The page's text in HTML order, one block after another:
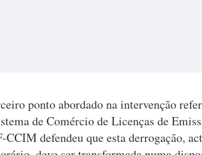
ponto abordado na intervenção
de Comércio de Licenças de
CCIM defendeu que esta derrogação,